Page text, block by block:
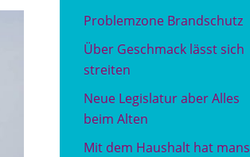
Problemzone Brandschutz
Über Geschmack lässt sich
streiten
Neue Legislatur aber Alles
beim Alten
Mit dem Haushalt hat mans